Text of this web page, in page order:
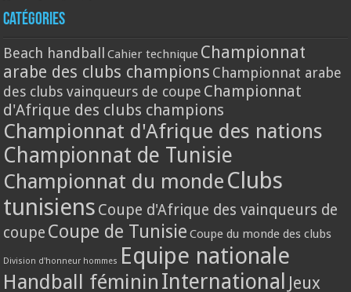
Catégories
Beach handball Cahier technique Championnat
arabe des clubs champions Championnat arabe
des clubs vainqueurs de coupe Championnat
d'Afrique des clubs champions
Championnat d'Afrique des nations
Championnat de Tunisie
Championnat du monde Clubs
tunisiens Coupe d'Afrique des vainqueurs de
coupe Coupe de Tunisie Coupe du monde des clubs
Division d'honneur hommes Equipe nationale
Handball féminin International Jeux